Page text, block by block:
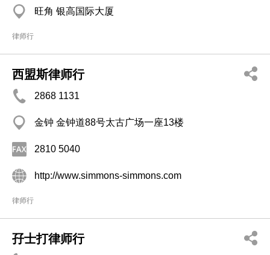
旺角 银高国际大厦
律师行
西盟斯律师行
2868 1131
金钟 金钟道88号太古广场一座13楼
2810 5040
http://www.simmons-simmons.com
律师行
孖士打律师行